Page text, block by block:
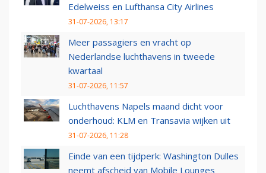
Edelweiss en Lufthansa City Airlines
31-07-2026, 13:17
Meer passagiers en vracht op
Nederlandse luchthavens in tweede
kwartaal
31-07-2026, 11:57
Luchthavens Napels maand dicht voor
onderhoud: KLM en Transavia wijken uit
31-07-2026, 11:28
Einde van een tijdperk: Washington Dulles
neemt afscheid van Mobile Lounges